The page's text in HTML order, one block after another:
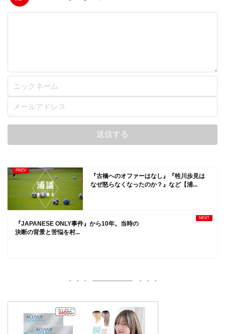
『古橋へのオファーはなし』『牲川歩見は
なぜ怒らなくなったのか？』など【浦...
『JAPANESE ONLY事件』から10年。当時の
決断の背景と苦悩を村...